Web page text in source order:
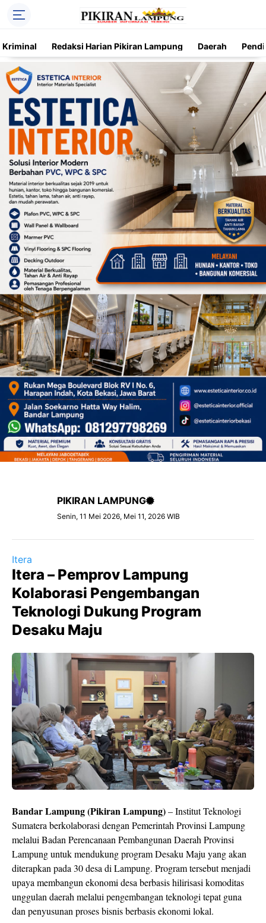
Kriminal Redaksi Harian Pikiran Lampung Daerah
Trending Kriminal Nasional
PIKIRAN LAMPUNG
Senin, 11 Mei 2026, Mei 11, 2026 WIB
Itera
Itera – Pemprov Lampung
Kolaborasi Pengembangan
Teknologi Dukung Program
Desaku Maju
Bandar Lampung (Pikiran Lampung)–Institut Teknologi
Sumatera berkolaborasi dengan Pemerintah Provinsi Lampung
melalui Badan Perencanaan Pembangunan Daerah Provinsi
Lampunguntuk mendukung program Desaku Maju yang akan
diterapkan pada 30 desa di Lampung. Program tersebut menjadi
upaya membangun ekonomi desa berbasis hilirisasi komoditas
unggulan daerah melalui pengembangan teknologi tepat guna
dan penyusunan proses bisnis berbasis ekonomi lokal.